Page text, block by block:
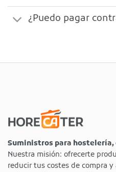
¿Puedo pagar
Suministros para
Nuestra misión: ofrecerte
reducir tus costes de compra